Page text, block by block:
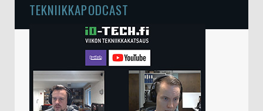
TEKNIIKKAPODCAST